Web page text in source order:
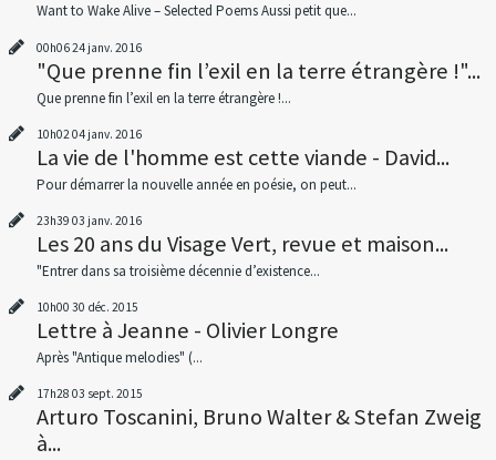
Want to Wake Alive – Selected Poems Aussi petit que...
00h0624 janv. 2016
"Que prenne fin l’exil en la terre étrangère !"...
Que prenne fin l’exil en la terre étrangère !...
10h02 04 janv. 2016
La vie de l'homme est cette viande - David...
Pour démarrer la nouvelle année en poésie, on peut...
23h39 03 janv. 2016
Les 20 ans du Visage Vert, revue et maison...
"Entrer dans sa troisième décennie d’existence...
10h00 30 déc. 2015
Lettre à Jeanne - Olivier Longre
Après "Antique melodies" (...
17h28 03 sept. 2015
Arturo Toscanini, Bruno Walter & Stefan Zweig
à...